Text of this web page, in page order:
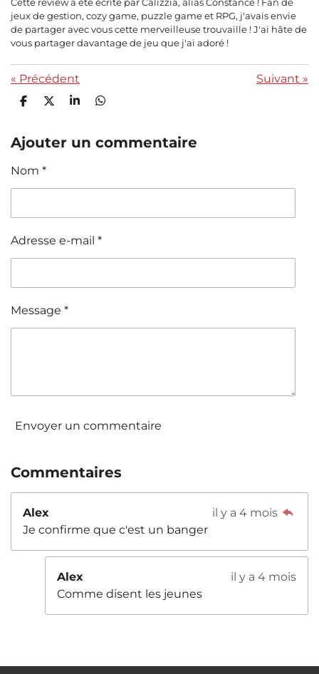
jeux de gestion, cozy game, puzzle game et RPG, j'avais envie
de partager avec vous cette merveilleuse trouvaille ! J'ai hâte de
vous partager davantage de jeu que j'ai adoré !
« Précédent Suivant »
P
t
a
e
P
t
a
P
t
a
P
t
a
Ajouter un commentaire
Nom *
Adresse e-mail *
Message *
Envoyer un commentaire
Commentaires
Alex
il y a 4 mois
Je confirme que c'est un banger
Alex
il y a 4 mois
Comme disent les jeunes